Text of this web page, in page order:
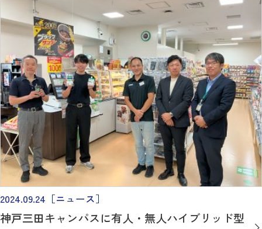
2024.09.24 ［ニュース］
神戸三田キャンパスに有人・無人ハイブリッド型